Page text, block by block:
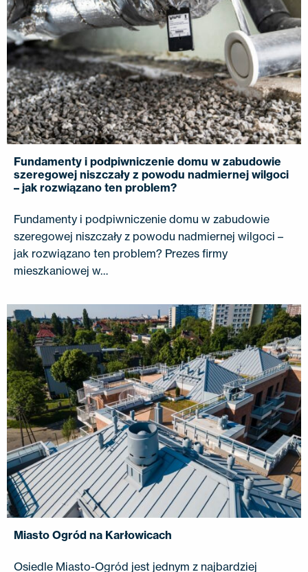
Fundamenty i podpiwniczenie domu w zabudowie
szeregowej niszczały z powodu nadmiernej wilgoci
– jak rozwiązano ten problem?
Fundamenty i podpiwniczenie domu w zabudowie
szeregowej niszczały z powodu nadmiernej wilgoci –
jak rozwiązano ten problem? Prezes firmy
mieszkaniowej w…
Miasto Ogród na Karłowicach
Osiedle Miasto-Ogród jest jednym z najbardziej